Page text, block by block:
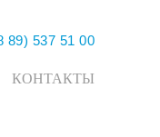
89) 537 51 00
КОНТАКТЫ